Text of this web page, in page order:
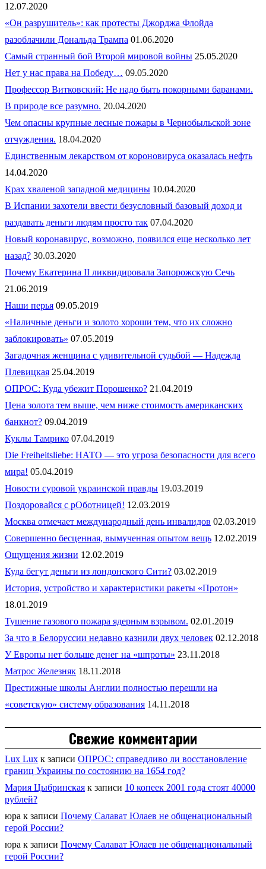
12.07.2020
«Он разрушитель»: как протесты Джорджа Флойда
разоблачили Дональда Трампа 01.06.2020
Самый странный бой Второй мировой войны 25.05.2020
Нет у нас права на Победу… 09.05.2020
Профессор Витковский: Не надо быть покорными баранами.
В природе все разумно. 20.04.2020
Чем опасны крупные лесные пожары в Чернобыльской зоне
отчуждения. 18.04.2020
Единственным лекарством от короновируса оказалась нефть
14.04.2020
Крах хваленой западной медицины 10.04.2020
В Испании захотели ввести безусловный базовый доход и
раздавать деньги людям просто так 07.04.2020
Новый коронавирус, возможно, появился еще несколько лет
назад? 30.03.2020
Почему Екатерина II ликвидировала Запорожскую Сечь
21.06.2019
Наши перья 09.05.2019
«Наличные деньги и золото хороши тем, что их сложно
заблокировать» 07.05.2019
Загадочная женщина с удивительной судьбой — Надежда
Плевицкая 25.04.2019
ОПРОС: Куда убежит Порошенко? 21.04.2019
Цена золота тем выше, чем ниже стоимость американских
банкнот? 09.04.2019
Куклы Тамрико 07.04.2019
Die Freiheitsliebe: НАТО — это угроза безопасности для всего
мира! 05.04.2019
Новости суровой украинской правды 19.03.2019
Поздоровайся с рОботницей! 12.03.2019
Москва отмечает международный день инвалидов 02.03.2019
Совершенно бесценная, вымученная опытом вещь 12.02.2019
Ощущения жизни 12.02.2019
Куда бегут деньги из лондонского Сити? 03.02.2019
История, устройство и характеристики ракеты «Протон»
18.01.2019
Тушение газового пожара ядерным взрывом. 02.01.2019
За что в Белоруссии недавно казнили двух человек 02.12.2018
У Европы нет больше денег на «шпроты» 23.11.2018
Матрос Железняк 18.11.2018
Престижные школы Англии полностью перешли на
«советскую» систему образования 14.11.2018
Свежие комментарии
Lux Lux к записи ОПРОС: справедливо ли восстановление
границ Украины по состоянию на 1654 год?
Мария Цыбринская к записи 10 копеек 2001 года стоят 40000
рублей?
юра к записи Почему Салават Юлаев не общенациональный
герой России?
юра к записи Почему Салават Юлаев не общенациональный
герой России?